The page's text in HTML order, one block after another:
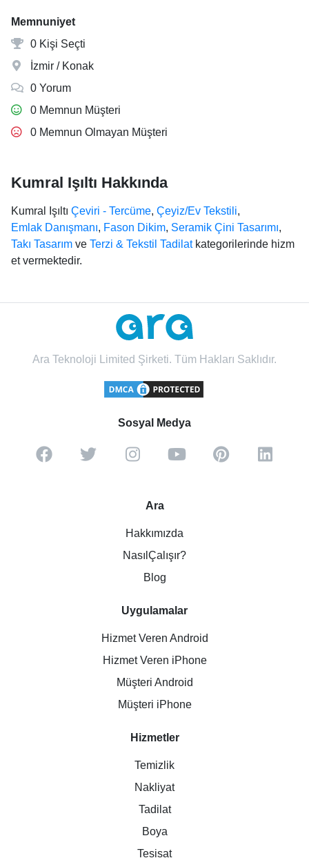
Memnuniyet
0 Kişi Seçti
İzmir / Konak
0 Yorum
0 Memnun Müşteri
0 Memnun Olmayan Müşteri
Kumral Işıltı Hakkında
Kumral Işıltı Çeviri - Tercüme, Çeyiz/Ev Tekstili,
Emlak Danışmanı, Fason Dikim, Seramik Çini Tasarımı,
Takı Tasarım ve Terzi & Tekstil Tadilatkategorilerinde hizm
et vermektedir.
Ara Teknoloji Limited Şirketi. Tüm Hakları Saklıdır.
Sosyal Medya
Ara
Hakkımızda
NasılÇalışır?
Blog
Uygulamalar
Hizmet Veren Android
Hizmet Veren iPhone
Müşteri Android
Müşteri iPhone
Hizmetler
Temizlik
Nakliyat
Tadilat
Boya
Tesisat